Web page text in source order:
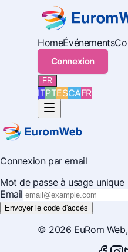
HomeÉvénements
Connexion
FR
ITPTESCAFR
Connexion par email
Mot de passe à usage unique
Email
Envoyer le code d'accès
© 2026 EuRom Web